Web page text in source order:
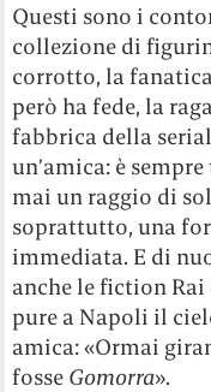
Questi sono i
collezione di
corrotto, la
però ha fede, la
fabbrica della
un’amica: è
mai un raggio di
soprattutto, una
immediata. E di
anche le fiction
pure a Napoli il
amica: «Ormai
fosse Gomorra».